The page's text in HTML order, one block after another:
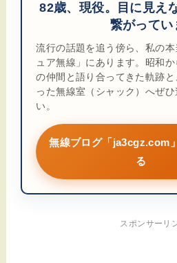
82歳、現役。目に見え
繋がってい
流行の話題を追う傍ら、私の
ュア無線」にあります。昭和
の仲間と語り合ってきた軌跡
った無線室（シャック）へぜ
い。
無線ブログ「ja3cgz.com
る
スポンサーリ